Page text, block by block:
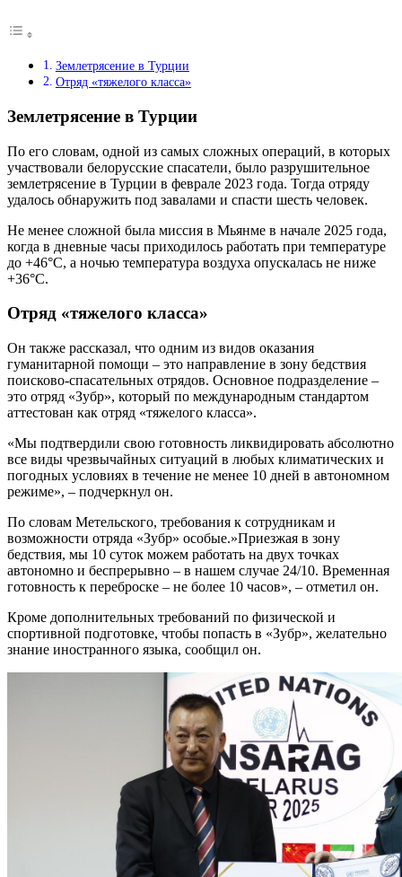
Землетрясение в Турции
Отряд «тяжелого класса»
Землетрясение в Турции
По его словам, одной из самых сложных операций, в которых
участвовали белорусские спасатели, было разрушительное
землетрясение в Турции в феврале 2023 года. Тогда отряду
удалось обнаружить под завалами и спасти шесть человек.
Не менее сложной была миссия в Мьянме в начале 2025 года,
когда в дневные часы приходилось работать при температуре
до +46°С, а ночью температура воздуха опускалась не ниже
+36°С.
Отряд «тяжелого класса»
Он также рассказал, что одним из видов оказания
гуманитарной помощи – это направление в зону бедствия
поисково-спасательных отрядов. Основное подразделение –
это отряд «Зубр», который по международным стандартом
аттестован как отряд «тяжелого класса».
«Мы подтвердили свою готовность ликвидировать абсолютно
все виды чрезвычайных ситуаций в любых климатических и
погодных условиях в течение не менее 10 дней в автономном
режиме», – подчеркнул он.
По словам Метельского, требования к сотрудникам и
возможности отряда «Зубр» особые.»Приезжая в зону
бедствия, мы 10 суток можем работать на двух точках
автономно и беспрерывно – в нашем случае 24/10. Временная
готовность к переброске – не более 10 часов», – отметил он.
Кроме дополнительных требований по физической и
спортивной подготовке, чтобы попасть в «Зубр», желательно
знание иностранного языка, сообщил он.